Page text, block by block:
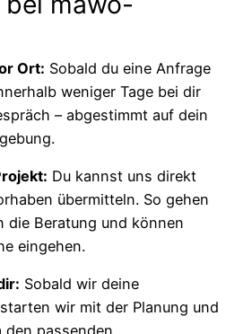
Ort: Sobald du eine Anfrage
weniger Tage bei dir
– abgestimmt auf dein
Du kannst uns direkt
übermitteln. So gehen
Beratung und können
eingehen.
Sobald wir deine
wir mit der Planung und